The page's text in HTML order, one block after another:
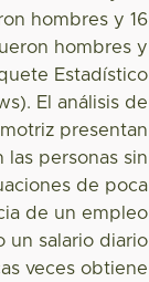
hombres y 16
hombres y
Estadístico
El análisis de
presentan
las personas sin
de poca
de un empleo
un salario diario
veces obtiene